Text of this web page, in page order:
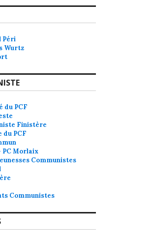
Péri
Wurtz
du PCF
Finistère
du PCF
PC Morlaix
Communistes
Communistes